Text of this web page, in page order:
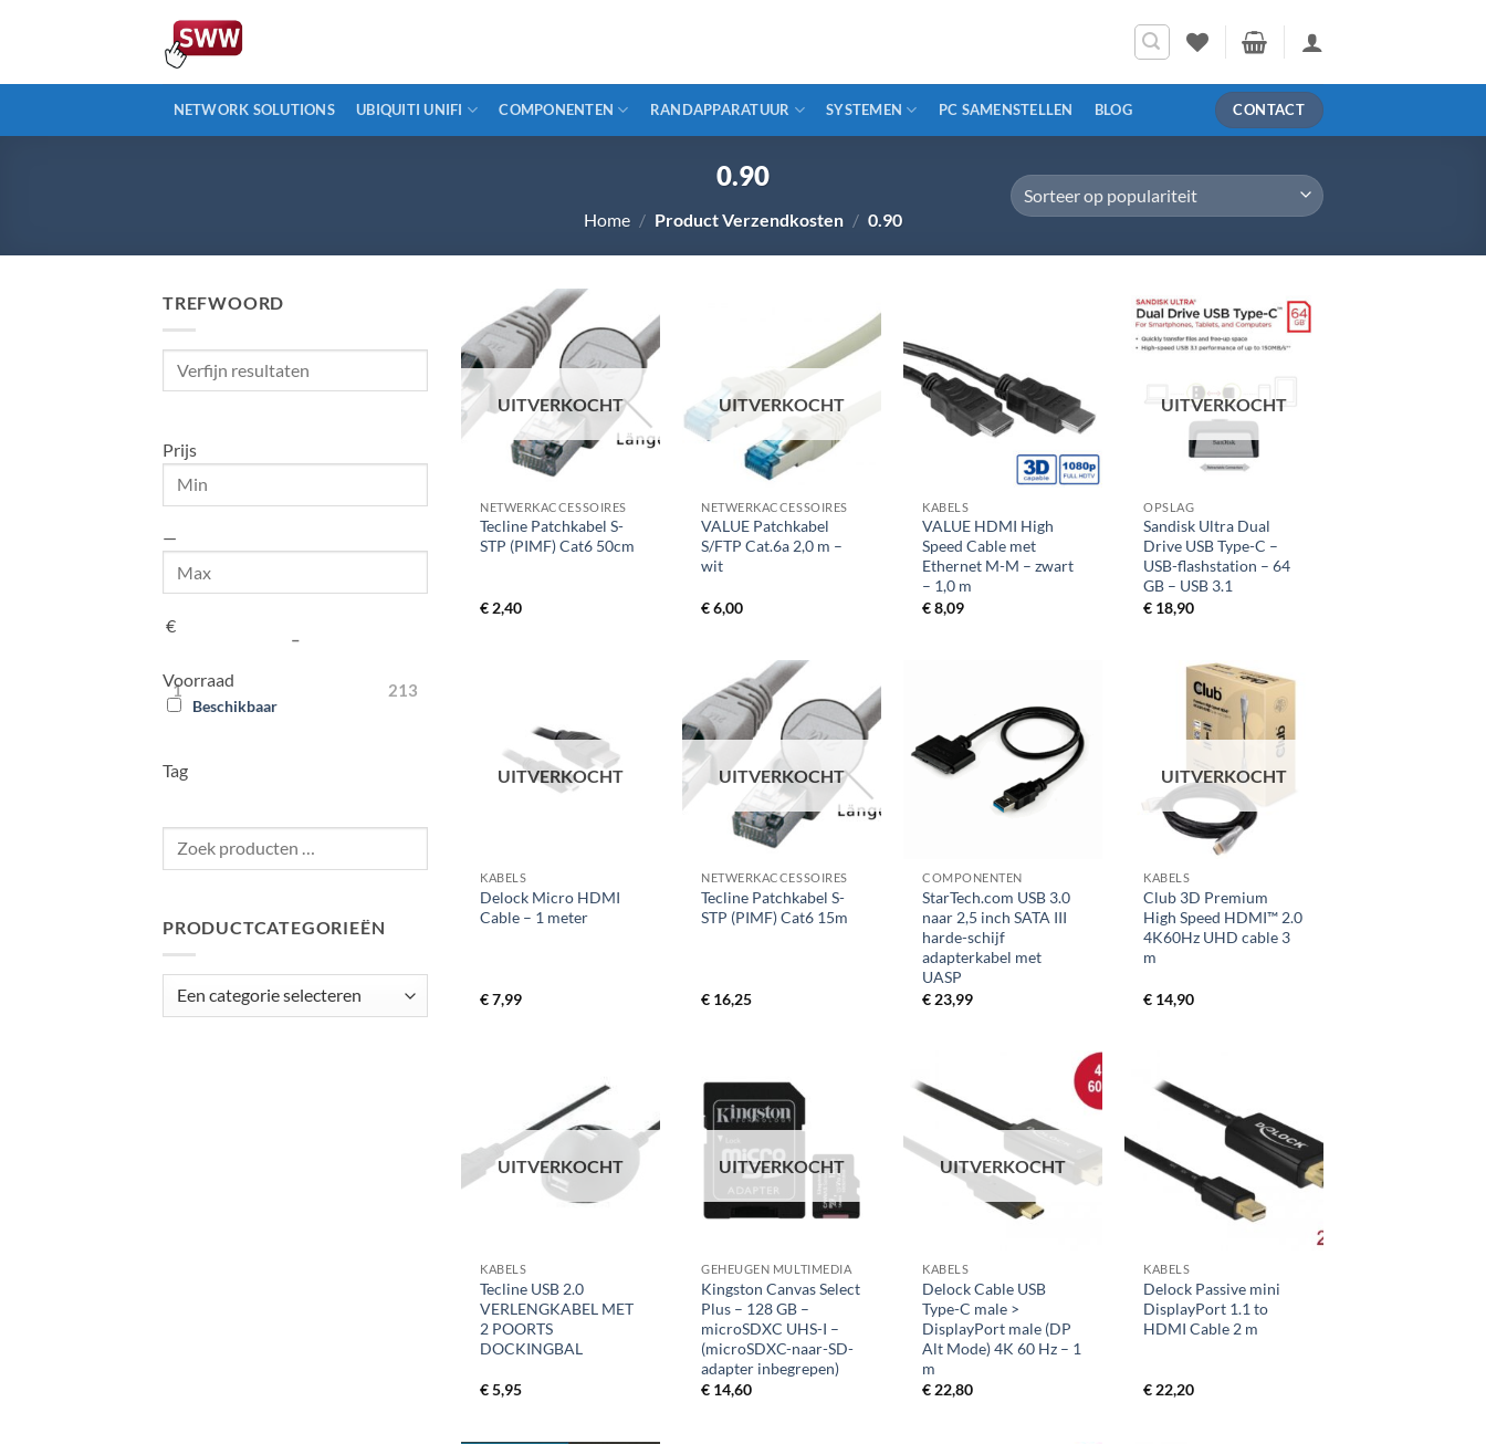
NETWORK SOLUTIONS UBIQUITI UNIFI COMPONENTEN RANDAPPARATUUR SYSTEMEN PC SAMENSTELLEN BLOG CONTACT
0.90
Home / Product Verzendkosten / 0.90
TREFWOORD
Verfijn
resultaten
Prijs
Min
—
€
–
1 213
Voorraad
Beschikbaar
Tag
Zoek
producten
PRODUCTCATEGORIEËN
UITVERKOCHT
NETWERKACCESSOIRES
Tecline Patchkabel S-
STP (PIMF) Cat6 50cm
€ 2,40
UITVERKOCHT
NETWERKACCESSOIRES
VALUE Patchkabel
S/FTP Cat.6a 2,0 m –
wit
€6,00
KABELS
VALUE HDMI High
Speed Cable met
Ethernet M-M – zwart
– 1,0 m
€8,09
UITVERKOCHT
OPSLAG
Sandisk Ultra Dual
Drive USB Type-C –
USB-flashstation – 64
GB – USB 3.1
€ 18,90
UITVERKOCHT
KABELS
Delock Micro HDMI
Cable – 1 meter
€7,99
UITVERKOCHT
NETWERKACCESSOIRES
Tecline Patchkabel S-
STP (PIMF) Cat6 15m
€ 16,25
COMPONENTEN
StarTech.com USB 3.0
naar 2,5 inch SATA III
harde-schijf
adapterkabel met
UASP
€ 23,99
UITVERKOCHT
KABELS
Club 3D Premium
High Speed HDMI™ 2.0
4K60Hz UHD cable 3
m
€ 14,90
UITVERKOCHT
KABELS
Tecline USB 2.0
VERLENGKABEL MET
2 POORTS
DOCKINGBAL
€5,95
UITVERKOCHT
GEHEUGEN MULTIMEDIA
Kingston Canvas Select
Plus – 128 GB –
microSDXC UHS-I –
(microSDXC-naar-SD-
adapter inbegrepen)
€ 14,60
UITVERKOCHT
KABELS
Delock Cable USB
Type-C male >
DisplayPort male (DP
Alt Mode) 4K 60 Hz – 1
m
€ 22,80
KABELS
Delock Passive mini
DisplayPort 1.1 to
HDMI Cable 2 m
€ 22,20